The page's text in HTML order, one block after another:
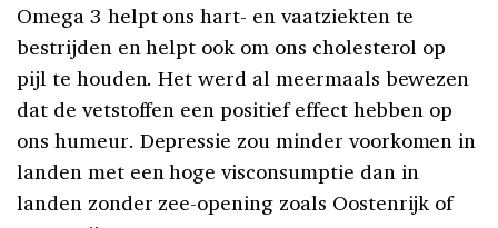
Omega 3 helpt ons hart- en vaatziekten te
bestrijden en helpt ook om ons cholesterol op
pijl te houden. Het werd al meermaals bewezen
dat de vetstoffen een positief effect hebben op
ons humeur. Depressie zou minder voorkomen in
landen met een hoge visconsumptie dan in
landen zonder zee-opening zoals Oostenrijk of